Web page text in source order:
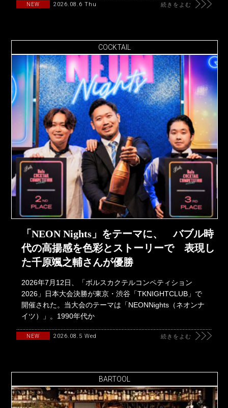
NEW 2026.08.6 Thu 続きをよむ
COCKTAIL
「NEON Nights」をテーマに、 バブル時
代の高揚感を色彩とストーリーで 表現し
た千原颯之輔さんが優勝
2026年7月12日、「ボルスカクテルコンペティション
2026」日本大会決勝が東京・渋谷「TKNIGHTCLUB」で
開催された。当大会のテーマは「NEONNights（ネオンナ
イツ）」。1990年代か
NEW 2026.08.5 Wed 続きをよむ
BARTOOL